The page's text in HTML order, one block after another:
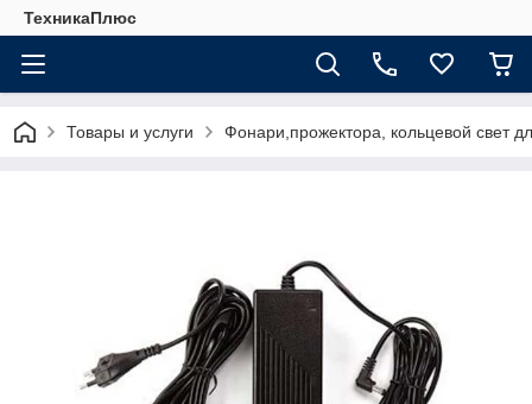
ТехникаПлюс
Товары и услуги Фонари,прожектора, кольцевой свет